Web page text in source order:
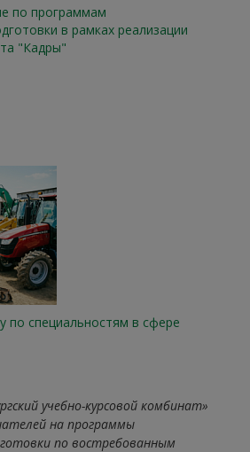
по программам
в рамках реализации
"Кадры"
по специальностям в сфере
учебно-курсовой комбинат»
на программы
по востребованным